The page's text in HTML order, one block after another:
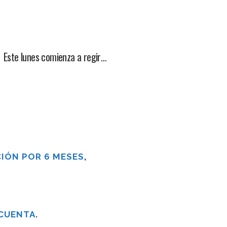
Este lunes comienza a regir…
POR 6 MESES,
.